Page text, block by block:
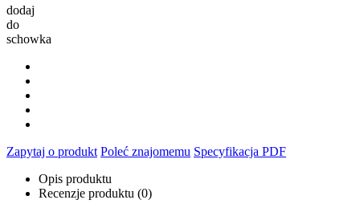
dodaj
do
schowka
Zapytaj o produkt Poleć znajomemu Specyfikacja PDF
Opis produktu
Recenzje produktu (0)